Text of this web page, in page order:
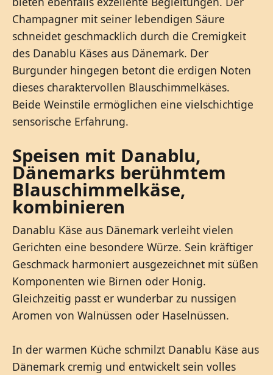
Champagner mit seiner lebendigen Säure
schneidet geschmacklich durch die Cremigkeit
des Danablu Käses aus Dänemark. Der
Burgunder hingegen betont die erdigen Noten
dieses charaktervollen Blauschimmelkäses.
Beide Weinstile ermöglichen eine vielschichtige
sensorische Erfahrung.
Speisen mit Danablu,
Dänemarks berühmtem
Blauschimmelkäse,
kombinieren
Danablu Käse aus Dänemark verleiht vielen
Gerichten eine besondere Würze. Sein kräftiger
Geschmack harmoniert ausgezeichnet mit süßen
Komponenten wie Birnen oder Honig.
Gleichzeitig passt er wunderbar zu nussigen
Aromen von Walnüssen oder Haselnüssen.
In der warmen Küche schmilzt Danablu Käse aus
Dänemark cremig und entwickelt sein volles